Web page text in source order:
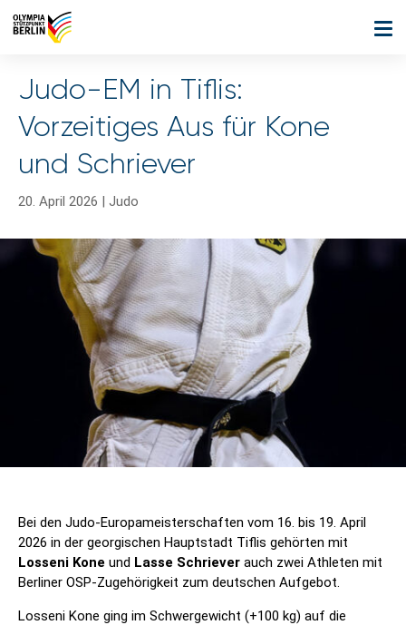
Judo-EM in Tiflis:
Vorzeitiges Aus für Kone
und Schriever
20. April 2026 | Judo
Bei den Judo-Europameisterschaften vom 16. bis 19. April
2026 in der georgischen Hauptstadt Tiflis gehörten mit
Losseni Kone und Lasse Schriever auch zwei Athleten mit
Berliner OSP-Zugehörigkeit zum deutschen Aufgebot.
Losseni Kone ging im Schwergewicht (+100 kg) auf die